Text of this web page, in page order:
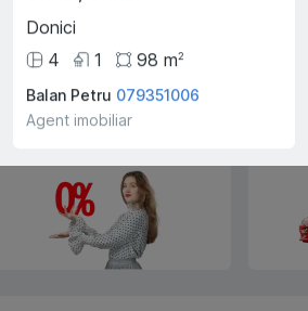
cumpărați acest
Înregistrare creditului ipotecar
Donici
4
1 98 m2
Balan Petru 079351006
Agent imobiliar